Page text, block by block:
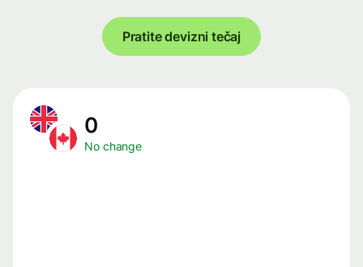
Pratite devizni tečaj
0
No change